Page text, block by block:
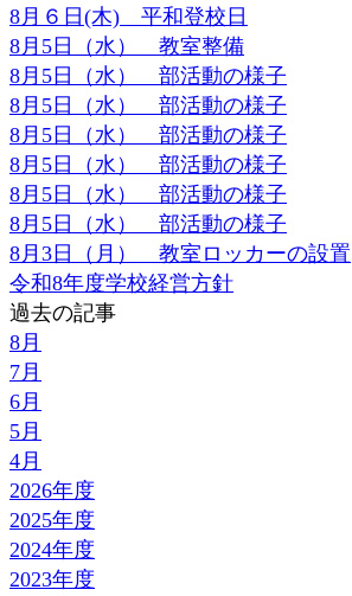
8月６日(木) 平和登校日
8月5日（水） 教室整備
8月5日（水） 部活動の様子
8月5日（水） 部活動の様子
8月5日（水） 部活動の様子
8月5日（水） 部活動の様子
8月5日（水） 部活動の様子
8月5日（水） 部活動の様子
8月3日（月） 教室ロッカーの設置
令和8年度学校経営方針
過去の記事
8月
7月
6月
5月
4月
2026年度
2025年度
2024年度
2023年度